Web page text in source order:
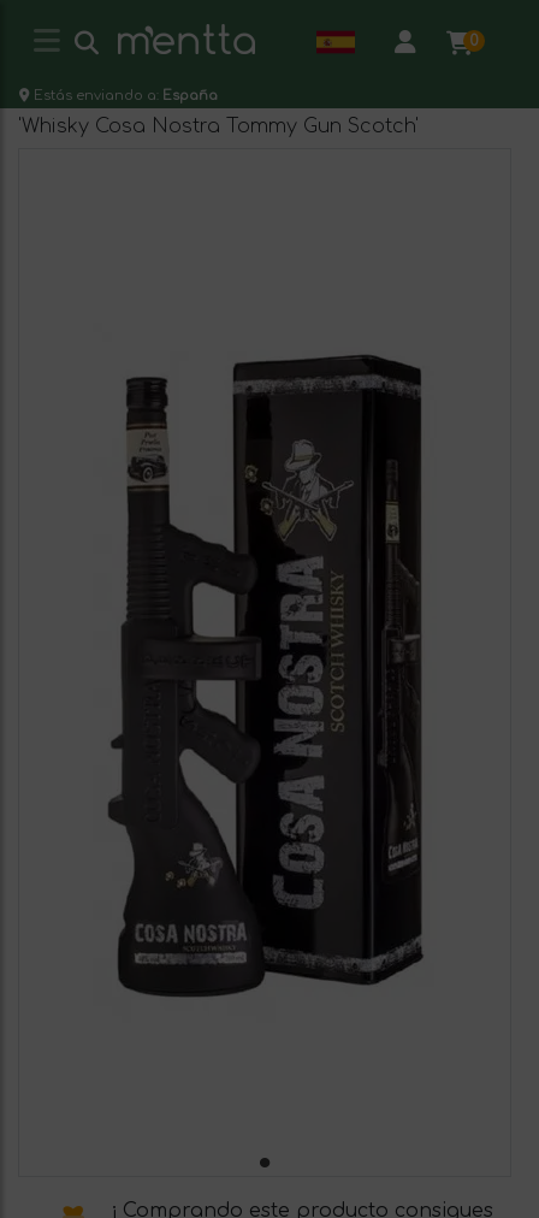
0
Estás enviando a: España
'Whisky Cosa Nostra Tommy Gun Scotch'
¡ Comprando este producto consigues